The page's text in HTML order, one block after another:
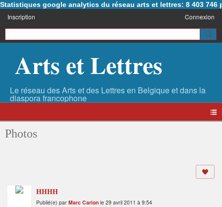
Statistiques google analytics du réseau arts et lettres: 8 403 746
Inscription Connexion
Arts et Lettres
Photos
HHHH
Publié(e) par Marc Carion le 29 avril 2011 à 9:54